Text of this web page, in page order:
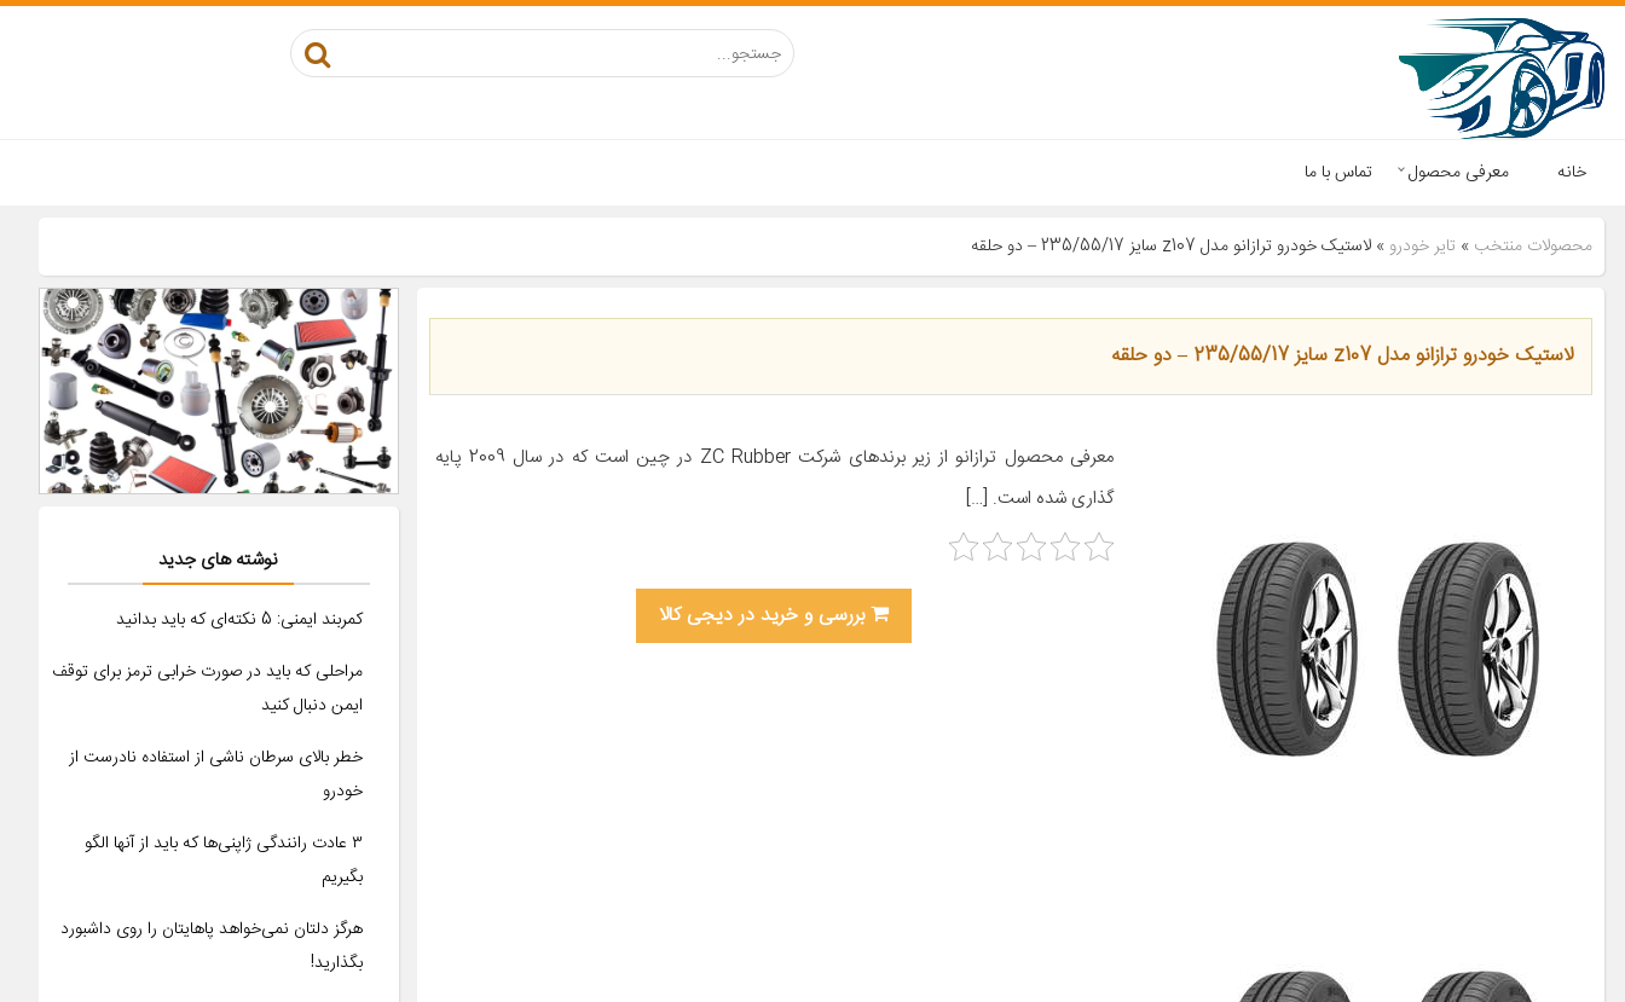
خانه معرفی محصول تماس با ما
محصولات منتخب » تایر خودرو» لاستیک خودرو ترازانو مدل z107 سایز 235/55/17 – دو حلقه
لاستیک خودرو ترازانو مدل z107 سایز 235/55/17 – دو حلقه
معرفی محصول ترازانو از زیر برندهای شرکت ZC Rubber در چین است که در سال 2009 پایه
گذاری شده است. […]
بررسی و خرید در دیجی کالا
نوشته های جدید
کمربند ایمنی: 5 نکته‌ای که باید بدانید
مراحلی که باید در صورت خرابی ترمز برای توقف
ایمن دنبال کنید
خطر بالای سرطان ناشی از استفاده نادرست از
خودرو
۳ عادت رانندگی ژاپنی‌ها که باید از آنها الگو
بگیریم
هرگز دلتان نمی‌خواهد پاهایتان را روی داشبورد
بگذارید!